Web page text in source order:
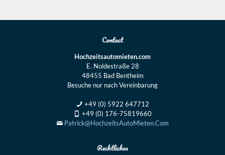
Contact
Hochzeitsautomieten.com
E. Noldestraße 28
48455 Bad Bentheim
Besuche nur nach Vereinbarung
+49 (0) 5922 647712
+49 (0) 176-75819660
Patrick@HochzeitsAutoMieten.Com
Rechtliches